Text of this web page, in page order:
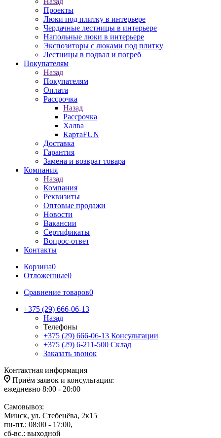
Проекты
Люки под плитку в интерьере
Чердачные лестницы в интерьере
Напольные люки в интерьере
Экспозиторы с люками под плитку
Лестницы в подвал и погреб
Покупателям
Назад
Покупателям
Оплата
Рассрочка
Назад
Рассрочка
Халва
КартаFUN
Доставка
Гарантия
Замена и возврат товара
Компания
Назад
Компания
Реквизиты
Оптовые продажи
Новости
Вакансии
Сертификаты
Вопрос-ответ
Контакты
Корзина0
Отложенные0
Сравнение товаров0
+375 (29) 666-06-13
Назад
Телефоны
+375 (29) 666-06-13 Консультации
+375 (29) 6-211-500 Склад
Заказать звонок
Контактная информация
Приём заявок и консультация:
ежедневно 8:00 - 20:00
Самовывоз:
Минск, ул. Стебенёва, 2к15
пн-пт.: 08:00 - 17:00,
сб-вс.: выходной